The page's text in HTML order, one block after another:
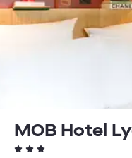
MOB Hotel